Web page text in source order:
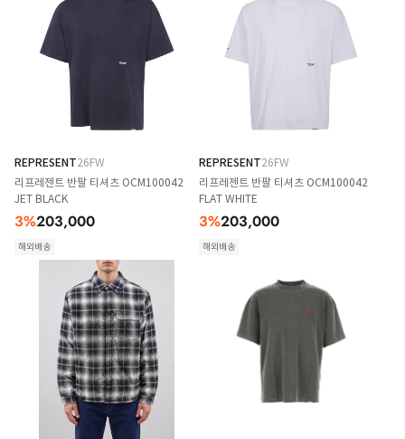
REPRESENT26FW
리프레젠트 반팔 티셔츠 OCM100042
JET BLACK
3%203,000
해외배송
REPRESENT26FW
리프레젠트 반팔 티셔츠 OCM100042
FLAT WHITE
3%203,000
해외배송